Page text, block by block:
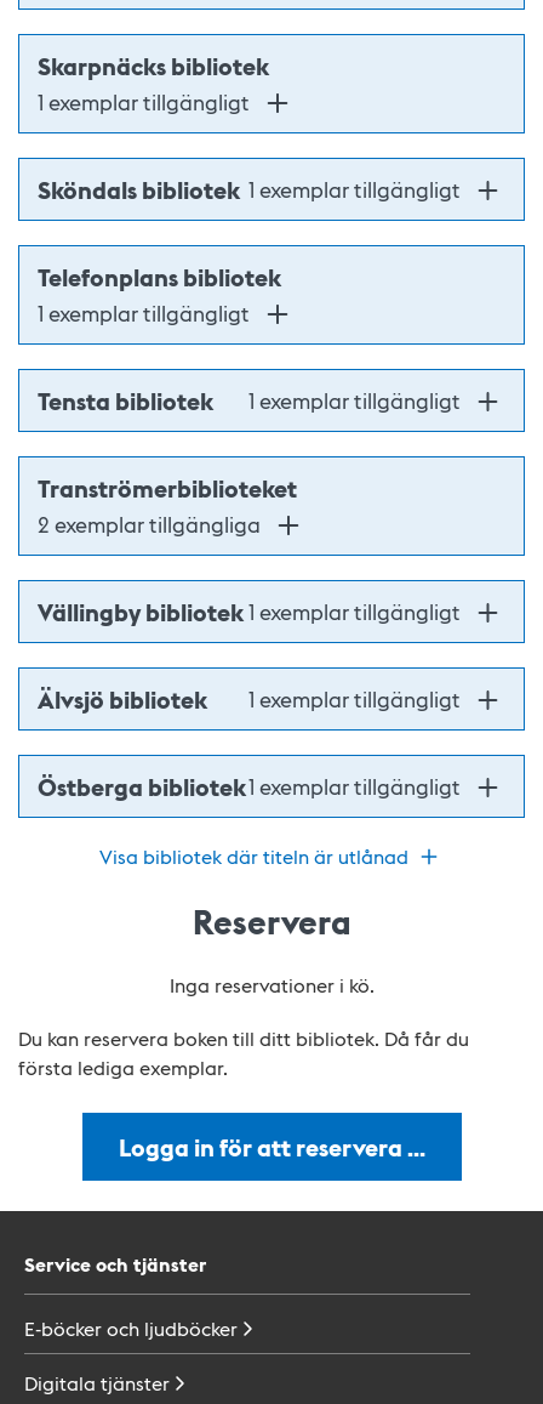
Skarpnäcks bibliotek
1 exemplar tillgängligt
Sköndals bibliotek 1 exemplar tillgängligt
Telefonplans bibliotek
1 exemplar tillgängligt
Tensta bibliotek 1 exemplar tillgängligt
Tranströmerbiblioteket
2 exemplar tillgängliga
Vällingby bibliotek1 exemplar tillgängligt
Älvsjö bibliotek 1 exemplar tillgängligt
Östberga bibliotek1 exemplar tillgängligt
Visa bibliotek där titeln är utlånad
Reservera
Inga reservationer i kö.
Du kan reservera boken till ditt bibliotek. Då får du
första lediga exemplar.
Logga in för att reservera …
Service och tjänster
E-böcker och ljudböcker
Digitala tjänster